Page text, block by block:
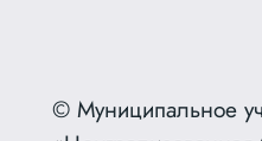
© Муниципальное